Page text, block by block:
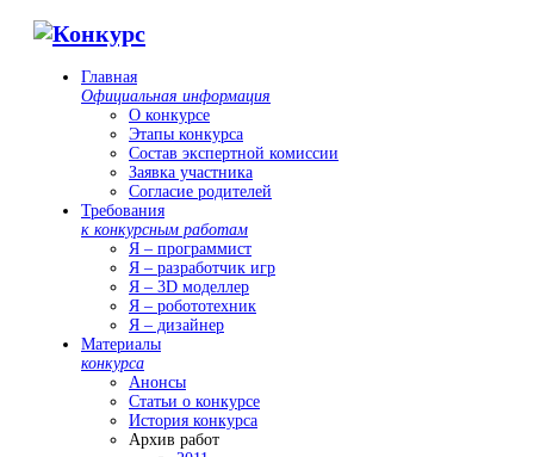
Главная
Официальная информация
О конкурсе
Этапы конкурса
Состав экспертной комиссии
Заявка участника
Согласие родителей
Требования
к конкурсным работам
Я – программист
Я – разработчик игр
Я – 3D моделлер
Я – робототехник
Я – дизайнер
Материалы
конкурса
Анонсы
Статьи о конкурсе
История конкурса
Архив работ